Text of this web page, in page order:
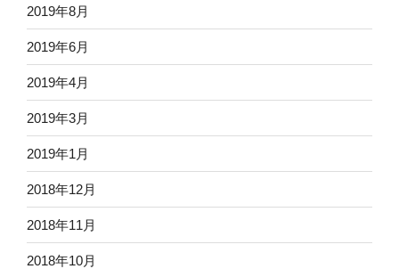
2019年8月
2019年6月
2019年4月
2019年3月
2019年1月
2018年12月
2018年11月
2018年10月